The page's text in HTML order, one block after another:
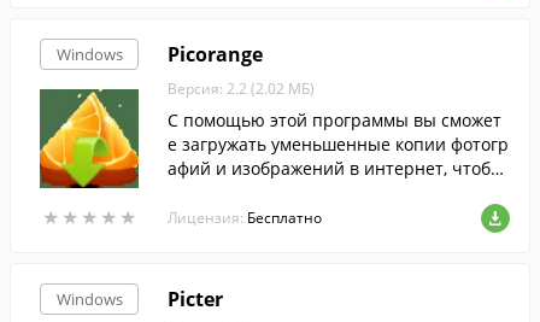
Windows
★ ★ ★ ★ ★
★ ★ ★ ★ ★
Picorange
Версия: 2.2 (2.02 МБ)
С помощью этой программы вы сможет
е загружать уменьшенные копии фотогр
афий и изображений в интернет, чтобы
Лицензия: Бесплатно
Windows Picter